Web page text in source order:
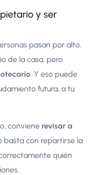
y ser
pasan por alto.
de la casa, pero
. Y eso puede
futura, a tu
conviene revisar a
basta con repartirse la
quién